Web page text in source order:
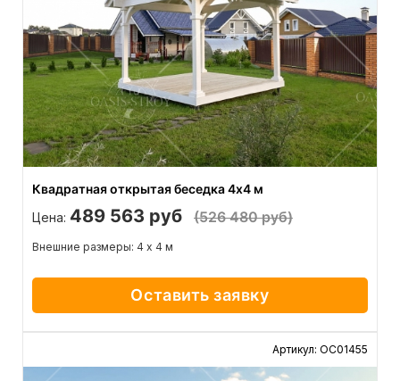
Квадратная открытая беседка 4х4 м
Цена: 489 563 руб (526 480 руб)
Внешние размеры: 4 х 4 м
Оставить заявку
Артикул: ОС01455